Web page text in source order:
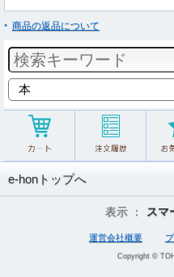
商品の返品について
e-honトップへ
表示 ： スマ
運営会社概要
Copyright ©